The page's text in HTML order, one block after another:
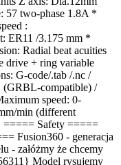
57 two-phase 1.8A *
:
ER11 /3.175 mm *
Radial beat acuities
drive + ring variable
G-code/.tab /.nc /
(GRBL-compatible) /
speed: 0-
min (different
===== Safety =====
Fusion360 - generacja
- załóżmy że chcemy
Model rysujemy